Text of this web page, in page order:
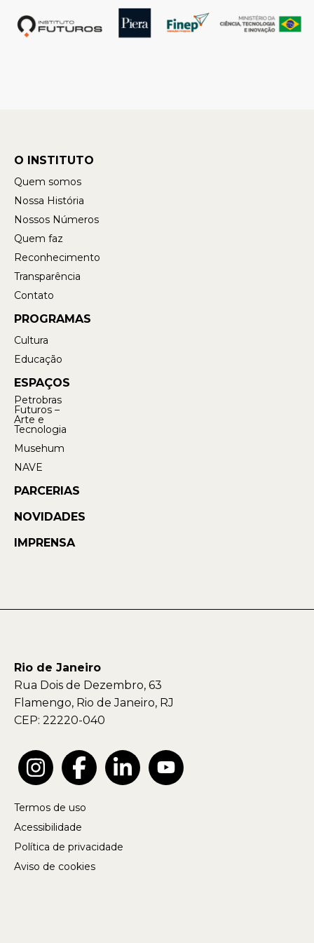
O INSTITUTO
Quem somos
Nossa História
Nossos Números
Quem faz
Reconhecimento
Transparência
Contato
PROGRAMAS
Cultura
Educação
ESPAÇOS
Petrobras
Futuros –
Arte e
Tecnologia
Musehum
NAVE
PARCERIAS
NOVIDADES
IMPRENSA
Rio de Janeiro
Rua Dois de Dezembro, 63
Flamengo, Rio de Janeiro, RJ
CEP: 22220-040
Termos de uso
Acessibilidade
Política de privacidade
Aviso de cookies